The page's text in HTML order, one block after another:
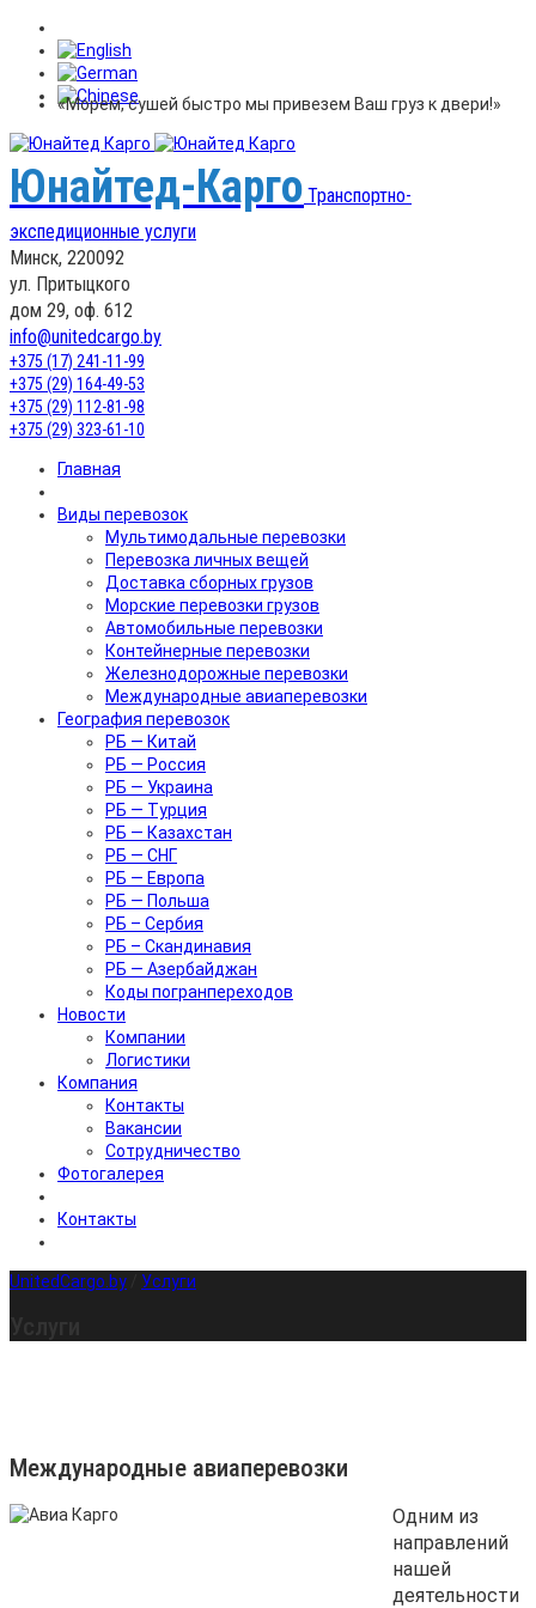
«Морем, сушей быстро мы привезем Ваш груз к двери!»
Юнайтед-Карго Транспортно-
экспедиционные услуги
Минск, 220092
ул. Притыцкого
дом 29, оф. 612
info@unitedcargo.by
+375 (17) 241-11-99
+375 (29) 164-49-53
+375 (29) 112-81-98
+375 (29) 323-61-10
Главная
Виды перевозок
Мультимодальные перевозки
Перевозка личных вещей
Доставка сборных грузов
Морские перевозки грузов
Автомобильные перевозки
Контейнерные перевозки
Железнодорожные перевозки
Международные авиаперевозки
География перевозок
РБ — Китай
РБ — Россия
РБ — Украина
РБ — Турция
РБ — Казахстан
РБ — СНГ
РБ — Европа
РБ — Польша
РБ – Сербия
РБ – Скандинавия
РБ — Азербайджан
Коды погранпереходов
Новости
Компании
Логистики
Компания
Контакты
Вакансии
Сотрудничество
Фотогалерея
Контакты
UnitedCargo.by Услуги
Международные авиаперевозки
Одним из
направлений
нашей
деятельности